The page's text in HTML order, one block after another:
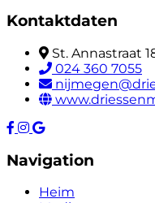
Kontaktdaten
St. Annastraat
024 360 7055
Navigation
Heim